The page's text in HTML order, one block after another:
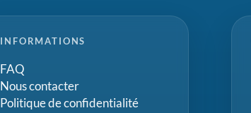
INFORMATIONS
FAQ
Nous contacter
Politique de confidentialité